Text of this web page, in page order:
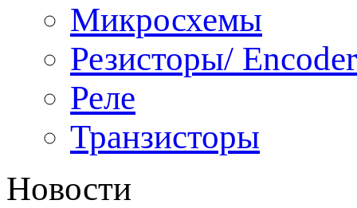
Микросхемы
Резисторы/ Encoder
Реле
Транзисторы
Новости